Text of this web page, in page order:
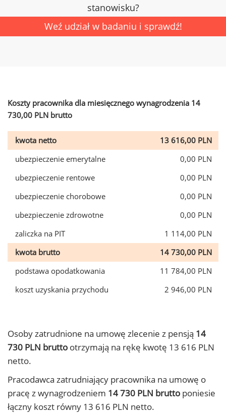
stanowisku?
Weź udział w badaniu i sprawdź!
Koszty pracownika dla miesięcznego wynagrodzenia 14
730,00 PLN brutto
kwota netto
13 616,00 PLN
ubezpieczenie emerytalne
0,00 PLN
ubezpieczenie rentowe
0,00 PLN
ubezpieczenie chorobowe
0,00 PLN
ubezpieczenie zdrowotne
0,00 PLN
zaliczka na PIT
1 114,00 PLN
kwota brutto
14 730,00 PLN
podstawa opodatkowania
11 784,00 PLN
koszt uzyskania przychodu
2 946,00 PLN
Osoby zatrudnione na umowę zlecenie z pensją 14
730 PLN brutto otrzymają na rękę kwotę 13 616 PLN
netto.
Pracodawca zatrudniający pracownika na umowę o
pracę z wynagrodzeniem 14 730 PLN brutto poniesie
łączny koszt równy 13 616 PLN netto.